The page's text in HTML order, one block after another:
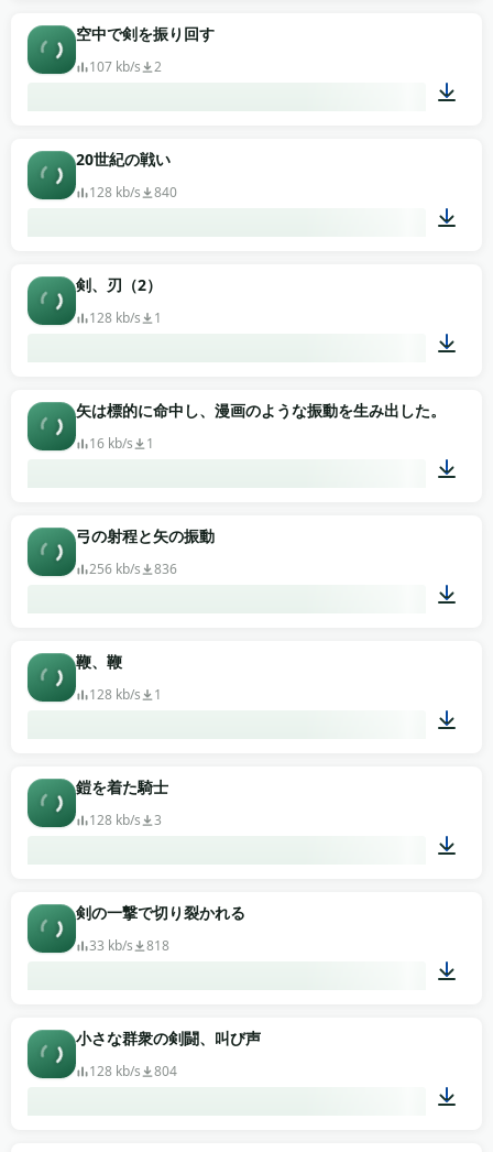
空中で剣を振り回す
107 kb/s 2
20世紀の戦い
128 kb/s 840
剣、刃（2）
128 kb/s 1
00:03
矢は標的に命中し、漫画のような振動を生み出した。
16 kb/s 1
弓の射程と矢の振動
256 kb/s 836
鞭、鞭
128 kb/s 1
鎧を着た騎士
128 kb/s 3
剣の一撃で切り裂かれる
33 kb/s 818
小さな群衆の剣闘、叫び声
128 kb/s 804